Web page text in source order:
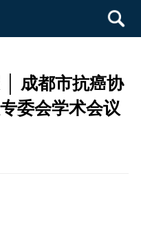
成都市抗癌协
委会学术会议